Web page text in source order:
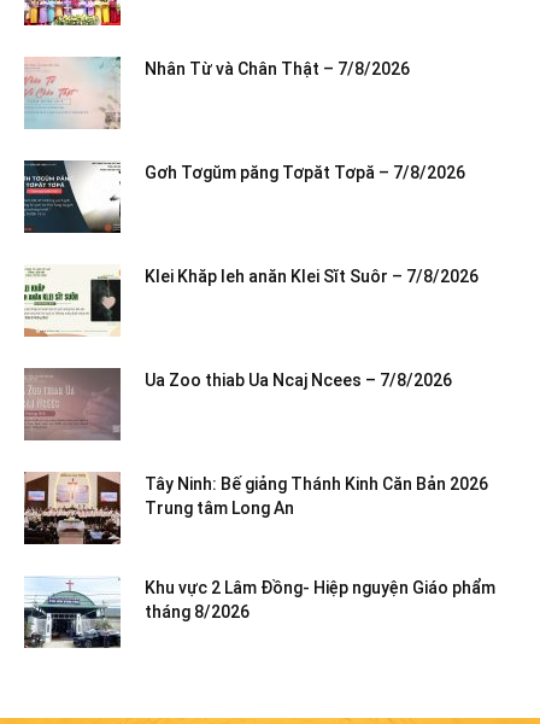
Nhân Từ và Chân Thật – 7/8/2026
Gơh Tơgŭm păng Tơpăt Tơpă – 7/8/2026
Klei Khăp leh anăn Klei Sĭt Suôr – 7/8/2026
Ua Zoo thiab Ua Ncaj Ncees – 7/8/2026
Tây Ninh: Bế giảng Thánh Kinh Căn Bản 2026
Trung tâm Long An
Khu vực 2 Lâm Đồng- Hiệp nguyện Giáo phẩm
tháng 8/2026